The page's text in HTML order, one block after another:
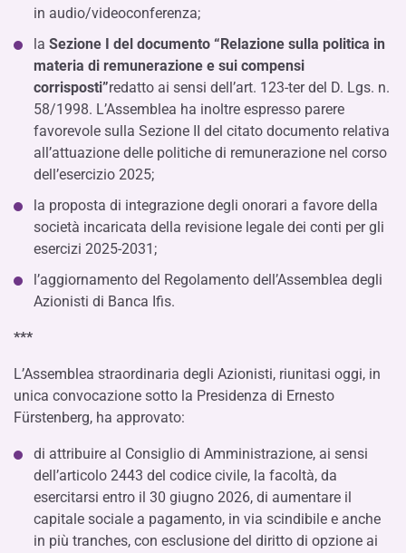
in audio/videoconferenza;
la Sezione I del documento “Relazione sulla politica in
materia di remunerazione e sui compensi
corrisposti”redatto ai sensi dell’art. 123-ter del D. Lgs. n.
58/1998. L’Assemblea ha inoltre espresso parere
favorevole sulla Sezione II del citato documento relativa
all’attuazione delle politiche di remunerazione nel corso
dell’esercizio 2025;
la proposta di integrazione degli onorari a favore della
società incaricata della revisione legale dei conti per gli
esercizi 2025-2031;
l’aggiornamento del Regolamento dell’Assemblea degli
Azionisti di Banca Ifis.
***
L’Assemblea straordinaria degli Azionisti, riunitasi oggi, in
unica convocazione sotto la Presidenza di Ernesto
Fürstenberg, ha approvato:
di attribuire al Consiglio di Amministrazione, ai sensi
dell’articolo 2443 del codice civile, la facoltà, da
esercitarsi entro il 30 giugno 2026, di aumentare il
capitale sociale a pagamento, in via scindibile e anche
in più tranches, con esclusione del diritto di opzione ai